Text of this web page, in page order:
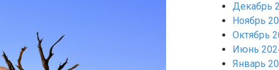
Декабрь
Ноябрь
Октябрь
Июнь
Январь